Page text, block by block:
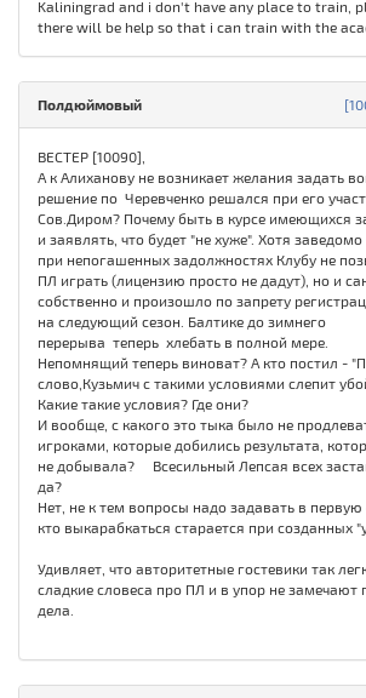
Kaliningrad and i don't have any place to train,
there will be help so that i can train with the
Полдюймовый
ВЕСТЕР [10090],
А к Алиханову не возникает желания задать
решение по Черевченко решался при его
Сов.Диром? Почему быть в курсе имеющихся
и заявлять, что будет "не хуже". Хотя
при непогашенных задолжностях Клубу не
ПЛ играть (лицензию просто не дадут), но и
собственно и произошло по запрету
на следующий сезон. Балтике до зимнего
перерыва теперь хлебать в полной мере.
Непомнящий теперь виноват? А кто постил -
слово,Кузьмич с такими условиями слепит
Какие такие условия? Где они?
И вообще, с какого это тыка было не
игроками, которые добились результата,
не добывала? Всесильный Лепсая всех
да?
Нет, не к тем вопросы надо задавать в первую
кто выкарабкаться старается при созданных
Удивляет, что авторитетные гостевики так
сладкие словеса про ПЛ и в упор не замечают